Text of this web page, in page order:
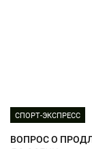
СПОРТ-ЭКСПРЕСС
ВОПРОС О